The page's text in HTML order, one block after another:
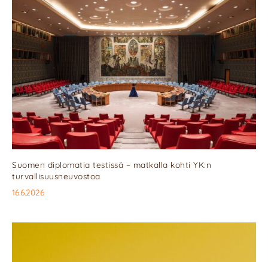
Suomen diplomatia testissä – matkalla kohti YK:n
turvallisuusneuvostoa
16.6.2026